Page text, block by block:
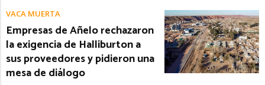
VACA MUERTA
Empresas de Añelo rechazaron
la exigencia de Halliburton a
sus proveedores y pidieron una
mesa de diálogo